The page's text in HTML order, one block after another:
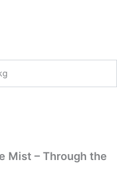
Mist – Through the